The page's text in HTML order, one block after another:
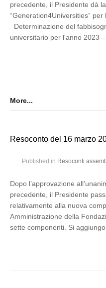
precedente, il Presidente dà
“Generation4Universities”
Determinazione del
universitario per l'anno 2023
More...
Resoconto del 16 marzo
Published in Resoconti
Dopo l’approvazione
precedente, il Presidente
relativamente alla nuova
Amministrazione della
sette componenti. Si